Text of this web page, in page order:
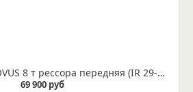
DAEWOO ULTRA NOVUS 8 т рессора передняя (IR 29-31)
69 900 руб